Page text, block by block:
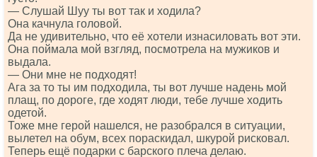
— Слушай Шуу ты вот так и ходила?
Она качнула головой.
Да не удивительно, что её хотели изнасиловать вот эти.
Она поймала мой взгляд, посмотрела на мужиков и
выдала.
— Они мне не подходят!
Ага за то ты им подходила, ты вот лучше надень мой
плащ, по дороге, где ходят люди, тебе лучше ходить
одетой.
Тоже мне герой нашелся, не разобрался в ситуации,
вылетел на обум, всех пораскидал, шкурой рисковал.
Теперь ещё подарки с барского плеча делаю.